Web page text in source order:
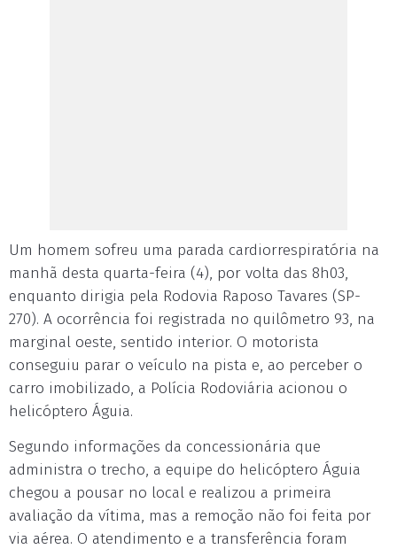
Um homem sofreu uma parada cardiorrespiratória na
manhã desta quarta-feira (4), por volta das 8h03,
enquanto dirigia pela Rodovia Raposo Tavares (SP-
270). A ocorrência foi registrada no quilômetro 93, na
marginal oeste, sentido interior. O motorista
conseguiu parar o veículo na pista e, ao perceber o
carro imobilizado, a Polícia Rodoviária acionou o
helicóptero Águia.
Segundo informações da concessionária que
administra o trecho, a equipe do helicóptero Águia
chegou a pousar no local e realizou a primeira
avaliação da vítima, mas a remoção não foi feita por
via aérea. O atendimento e a transferência foram